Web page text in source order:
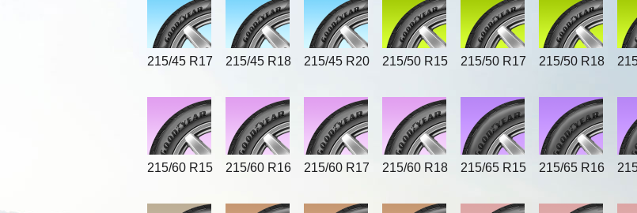
215/45 R17 215/45 R18 215/45 R20 215/50 R15 215/50 R17 215/50 R18
215/60 R15 215/60 R16 215/60 R17 215/60 R18 215/65 R15 215/65 R16